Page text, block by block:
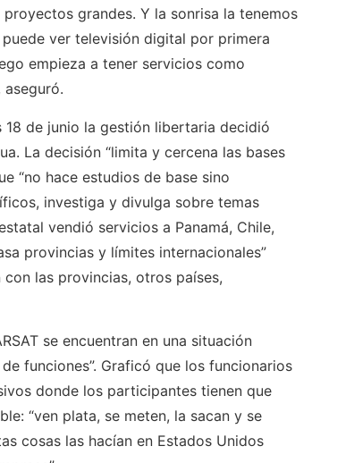
grandes. Y la sonrisa la tenemos
ver televisión digital por primera
empieza a tener servicios como
aseguró.
de junio la gestión libertaria decidió
La decisión “limita y cercena las bases
“no hace estudios de base sino
investiga y divulga sobre temas
vendió servicios a Panamá, Chile,
provincias y límites internacionales”
las provincias, otros países,
se encuentran en una situación
funciones”. Graficó que los funcionarios
donde los participantes tienen que
“ven plata, se meten, la sacan y se
cosas las hacían en Estados Unidos